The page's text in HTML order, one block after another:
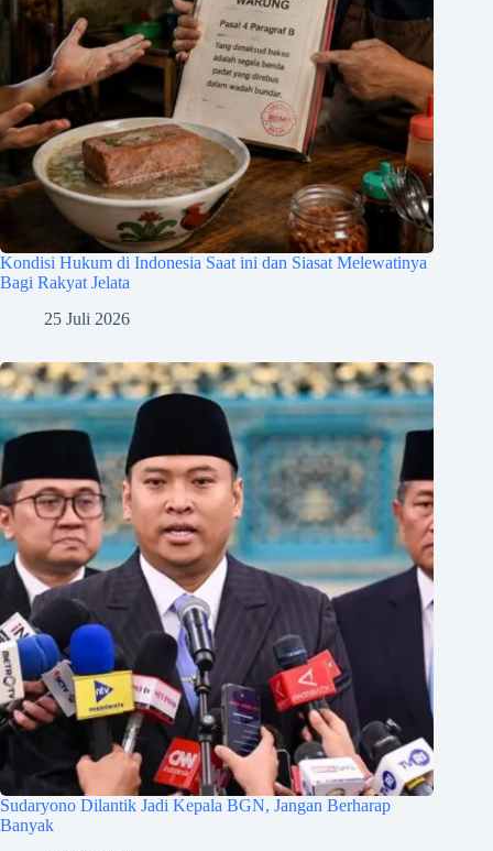
Kondisi Hukum di Indonesia Saat ini dan Siasat Melewatinya
Bagi Rakyat Jelata
25 Juli 2026
Sudaryono Dilantik Jadi Kepala BGN, Jangan Berharap
Banyak